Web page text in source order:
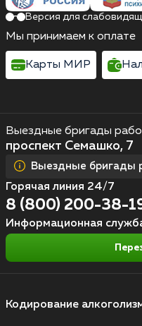
Кодирование
Выездные бригады
проспект Семашко, 7
Выездные бригады
Горячая линия 24/7
8 (800) 200-38-
Информационная
Версия для
Мы принимаем к оплате
Карты МИР